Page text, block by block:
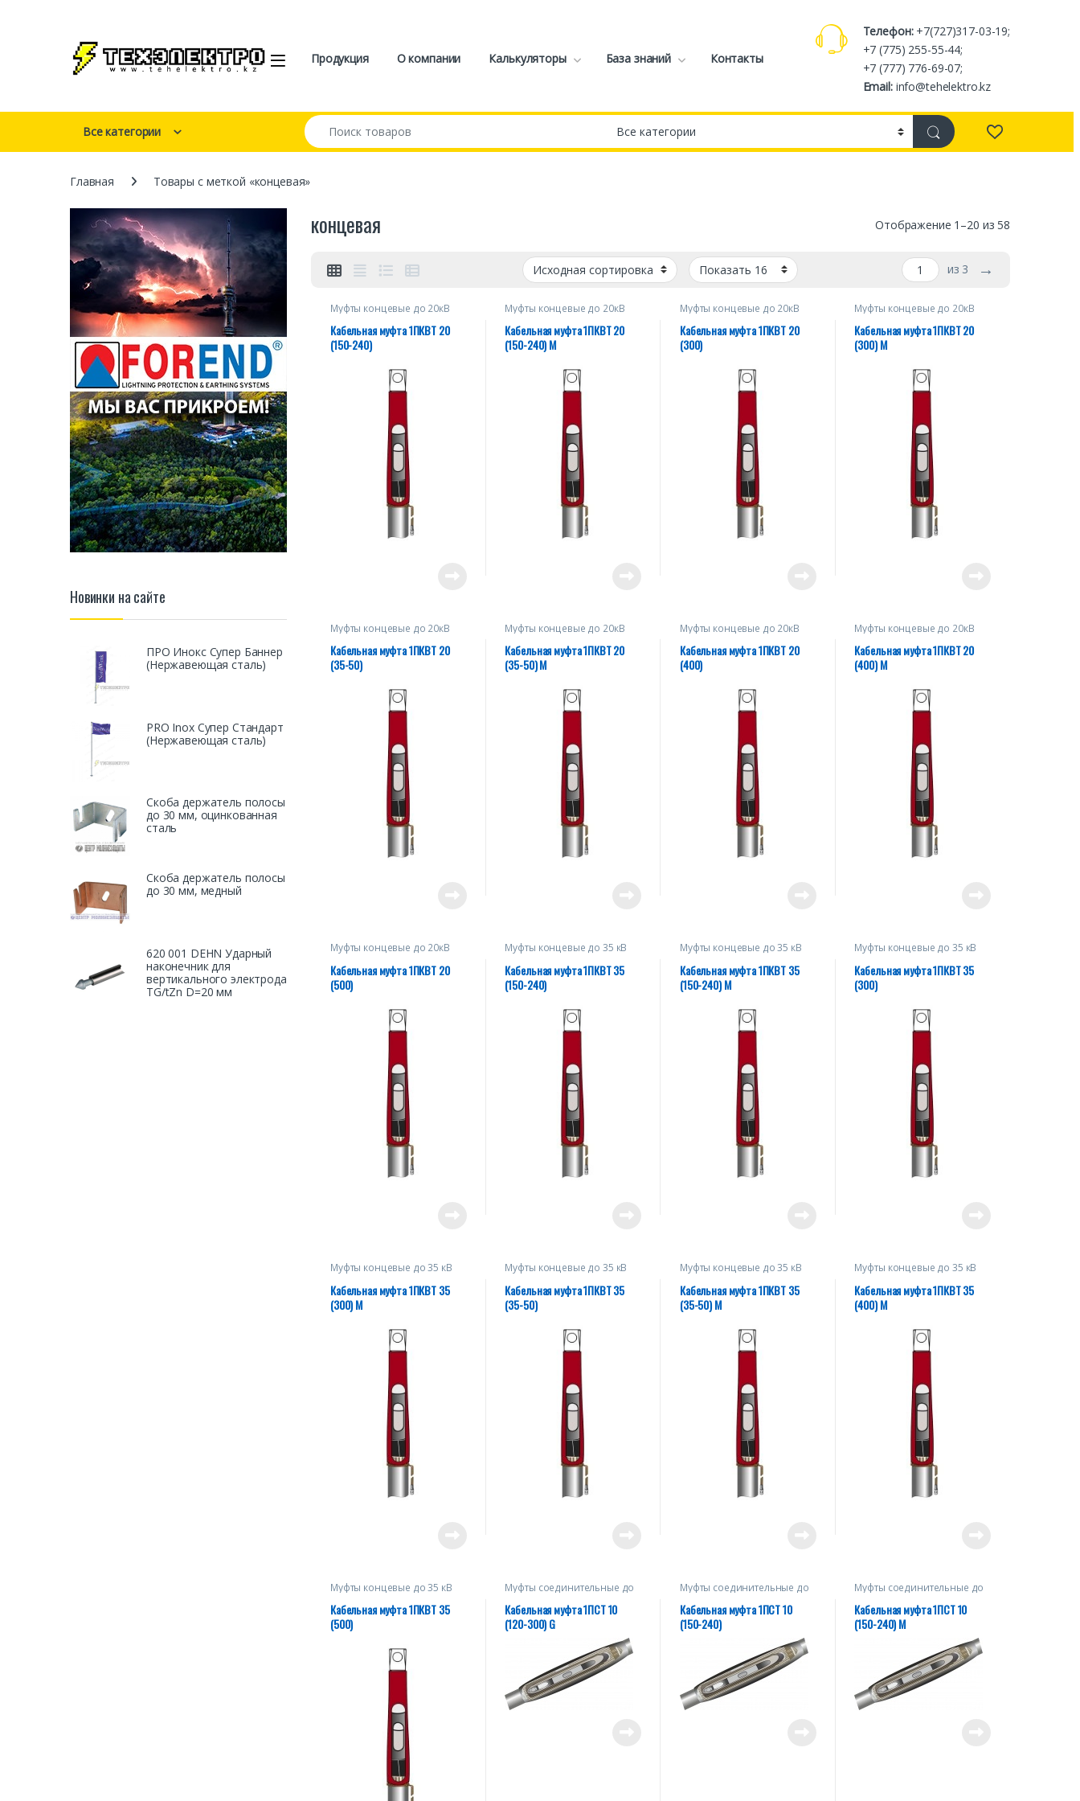
Open Продукция О компании Калькуляторы База знаний Контакты
Телефон:+7(727)317-03-19;
+7 (775) 255-55-44;
+7 (777) 776-69-07;
Email:info@tehelektro.kz
Все категории
Искать:
Главная Товары с меткой «концевая»
концевая Отображение 1–20 из 58
из 3 →
Муфты концевые до 20кВ
Кабельная муфта 1ПКВТ 20
(150-240)
Муфты концевые до 20кВ
Кабельная муфта 1ПКВТ 20
(150-240) М
Муфты концевые до 20кВ
Кабельная муфта 1ПКВТ 20
(300)
Муфты концевые до 20кВ
Кабельная муфта 1ПКВТ 20
(300) М
Муфты концевые до 20кВ
Кабельная муфта 1ПКВТ 20
(35-50)
Муфты концевые до 20кВ
Кабельная муфта 1ПКВТ 20
(35-50) М
Муфты концевые до 20кВ
Кабельная муфта 1ПКВТ 20
(400)
Муфты концевые до 20кВ
Кабельная муфта 1ПКВТ 20
(400) М
Муфты концевые до 20кВ
Кабельная муфта 1ПКВТ 20
(500)
Муфты концевые до 35 кВ
Кабельная муфта 1ПКВТ 35
(150-240)
Муфты концевые до 35 кВ
Кабельная муфта 1ПКВТ 35
(150-240) М
Муфты концевые до 35 кВ
Кабельная муфта 1ПКВТ 35
(300)
Муфты концевые до 35 кВ
Кабельная муфта 1ПКВТ 35
(300) М
Муфты концевые до 35 кВ
Кабельная муфта 1ПКВТ 35
(35-50)
Муфты концевые до 35 кВ
Кабельная муфта 1ПКВТ 35
(35-50) М
Муфты концевые до 35 кВ
Кабельная муфта 1ПКВТ 35
(400) М
Муфты концевые до 35 кВ
Кабельная муфта 1ПКВТ 35
(500)
Муфты соединительные до
10 кВ
Кабельная муфта 1ПСТ 10
(120-300) G
Муфты соединительные до
10 кВ
Кабельная муфта 1ПСТ 10
(150-240)
Муфты соединительные до
10 кВ
Кабельная муфта 1ПСТ 10
(150-240) М
Новинки на сайте
ПРО Инокс Супер Баннер
(Нержавеющая сталь)
PRO Inox Супер Стандарт
(Нержавеющая сталь)
Скоба держатель полосы
до 30 мм, оцинкованная
сталь
Скоба держатель полосы
до 30 мм, медный
620 001 DEHN Ударный
наконечник для
вертикального электрода
TG/tZn D=20 мм